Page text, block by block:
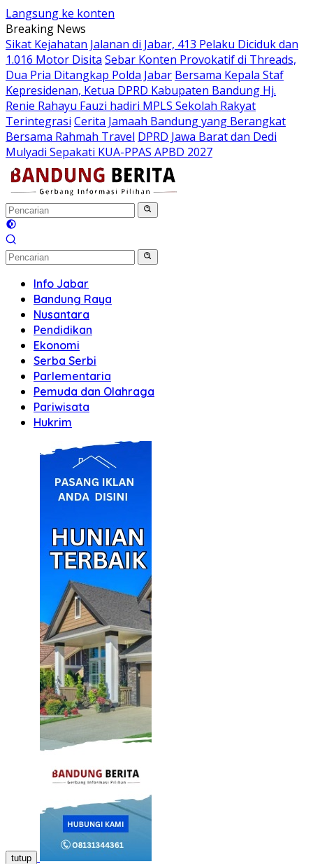
Langsung ke konten
Breaking News
Sikat Kejahatan Jalanan di Jabar, 413 Pelaku Diciduk dan
1.016 Motor Disita Sebar Konten Provokatif di Threads,
Dua Pria Ditangkap Polda Jabar Bersama Kepala Staf
Kepresidenan, Ketua DPRD Kabupaten Bandung Hj.
Renie Rahayu Fauzi hadiri MPLS Sekolah Rakyat
Terintegrasi Cerita Jamaah Bandung yang Berangkat
Bersama Rahmah Travel DPRD Jawa Barat dan Dedi
Mulyadi Sepakati KUA-PPAS APBD 2027
Info Jabar
Bandung Raya
Nusantara
Pendidikan
Ekonomi
Serba Serbi
Parlementaria
Pemuda dan Olahraga
Pariwisata
Hukrim
tutup